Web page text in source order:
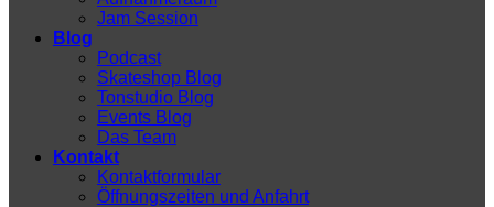
Jam Session
Blog
Podcast
Skateshop Blog
Tonstudio Blog
Events Blog
Das Team
Kontakt
Kontaktformular
Öffnungszeiten und Anfahrt